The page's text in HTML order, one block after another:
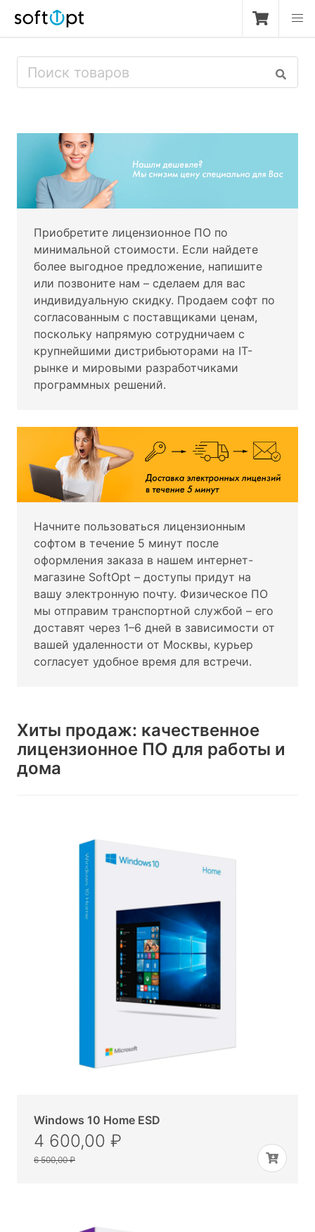
Приобретите лицензионное ПО по
минимальной стоимости. Если найдете
более выгодное предложение, напишите
или позвоните нам – сделаем для вас
индивидуальную скидку. Продаем софт по
согласованным с поставщиками ценам,
поскольку напрямую сотрудничаем с
крупнейшими дистрибьюторами на IT-
рынке и мировыми разработчиками
программных решений.
Начните пользоваться лицензионным
софтом в течение 5 минут после
оформления заказа в нашем интернет-
магазине SoftOpt – доступы придут на
вашу электронную почту. Физическое ПО
мы отправим транспортной службой – его
доставят через 1–6 дней в зависимости от
вашей удаленности от Москвы, курьер
согласует удобное время для встречи.
Хиты продаж: качественное
лицензионное ПО для работы и
дома
Windows 10 Home ESD
4 600,00 ₽
6 500,00 ₽